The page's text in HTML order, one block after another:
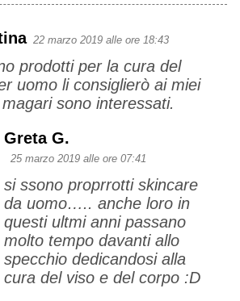
22 marzo 2019 alle ore 18:43
prodotti per la cura del
uomo li consiglierò ai miei
sono interessati.
Greta G.
25 marzo 2019 alle ore 07:41
si ssono proprrotti skincare
da uomo….. anche loro in
questi ultmi anni passano
molto tempo davanti allo
specchio dedicandosi alla
cura del viso e del corpo :D